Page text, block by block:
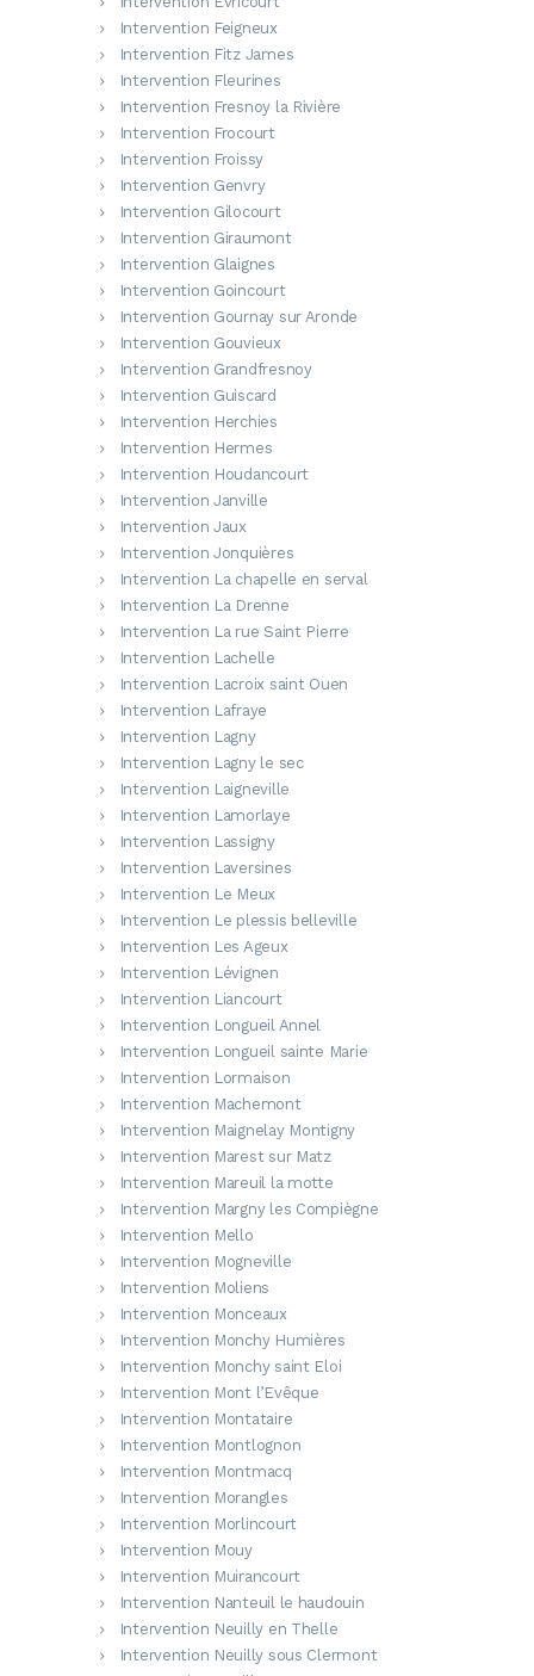
Intervention Feigneux
Intervention Fitz James
Intervention Fleurines
Intervention Fresnoy la Rivière
Intervention Frocourt
Intervention Froissy
Intervention Genvry
Intervention Gilocourt
Intervention Giraumont
Intervention Glaignes
Intervention Goincourt
Intervention Gournay sur Aronde
Intervention Gouvieux
Intervention Grandfresnoy
Intervention Guiscard
Intervention Herchies
Intervention Hermes
Intervention Houdancourt
Intervention Janville
Intervention Jaux
Intervention Jonquières
Intervention La chapelle en serval
Intervention La Drenne
Intervention La rue Saint Pierre
Intervention Lachelle
Intervention Lacroix saint Ouen
Intervention Lafraye
Intervention Lagny
Intervention Lagny le sec
Intervention Laigneville
Intervention Lamorlaye
Intervention Lassigny
Intervention Laversines
Intervention Le Meux
Intervention Le plessis belleville
Intervention Les Ageux
Intervention Lévignen
Intervention Liancourt
Intervention Longueil Annel
Intervention Longueil sainte Marie
Intervention Lormaison
Intervention Machemont
Intervention Maignelay Montigny
Intervention Marest sur Matz
Intervention Mareuil la motte
Intervention Margny les Compiègne
Intervention Mello
Intervention Mogneville
Intervention Moliens
Intervention Monceaux
Intervention Monchy Humières
Intervention Monchy saint Eloi
Intervention Mont l’Evêque
Intervention Montataire
Intervention Montlognon
Intervention Montmacq
Intervention Morangles
Intervention Morlincourt
Intervention Mouy
Intervention Muirancourt
Intervention Nanteuil le haudouin
Intervention Neuilly en Thelle
Intervention Neuilly sous Clermont